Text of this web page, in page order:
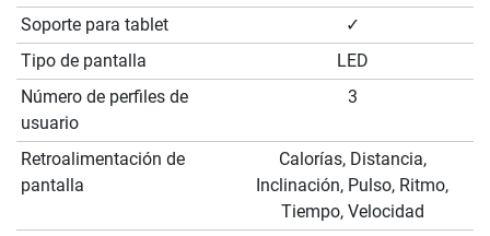
Soporte para tablet
✓
Tipo de pantalla
LED
Número de perfiles de
usuario
3
Retroalimentación de
pantalla
Calorías, Distancia,
Inclinación, Pulso, Ritmo,
Tiempo, Velocidad